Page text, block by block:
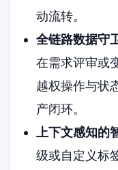
动流转。
全链路数据守
在需求评审或
越权操作与状
产闭环。
上下文感知的
级或自定义标